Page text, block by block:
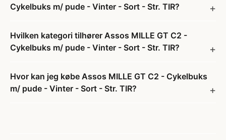
Cykelbuks m/ pude - Vinter - Sort - Str. TIR?
Hvilken kategori tilhører Assos MILLE GT C2 -
Cykelbuks m/ pude - Vinter - Sort - Str. TIR?
Hvor kan jeg købe Assos MILLE GT C2 - Cykelbuks
m/ pude - Vinter - Sort - Str. TIR?